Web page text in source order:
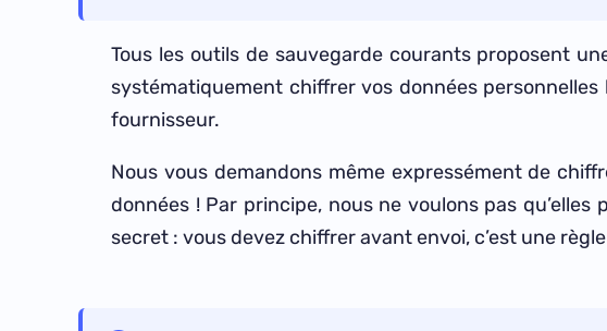
Tous les outils de sauvegarde courants proposent
systématiquement chiffrer vos données
fournisseur.
Nous vous demandons même expressément de
données ! Par principe, nous ne voulons pas
secret : vous devez chiffrer avant envoi, c’est une règle